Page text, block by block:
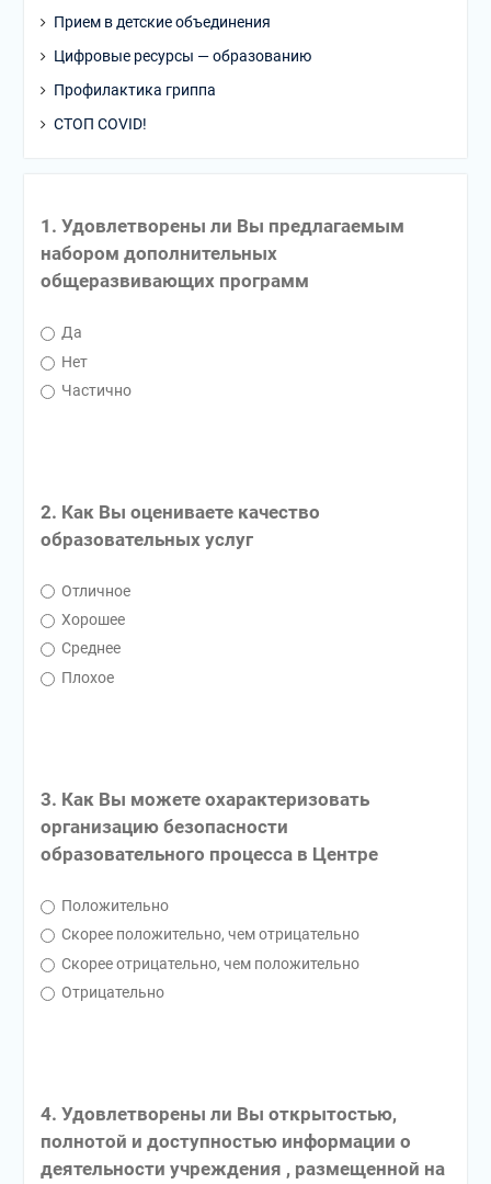
Прием в детские объединения
Цифровые ресурсы — образованию
Профилактика гриппа
СТОП COVID!
1. Удовлетворены ли Вы предлагаемым
набором дополнительных
общеразвивающих программ
Да
Нет
Частично
2. Как Вы оцениваете качество
образовательных услуг
Отличное
Хорошее
Среднее
Плохое
3. Как Вы можете охарактеризовать
организацию безопасности
образовательного процесса в Центре
Положительно
Скорее положительно, чем отрицательно
Скорее отрицательно, чем положительно
Отрицательно
4. Удовлетворены ли Вы открытостью,
полнотой и доступностью информации о
деятельности учреждения , размещенной на